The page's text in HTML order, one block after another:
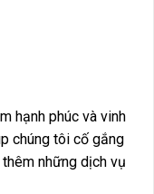
hạnh phúc và vinh
chúng tôi cố gắng
những dịch vụ